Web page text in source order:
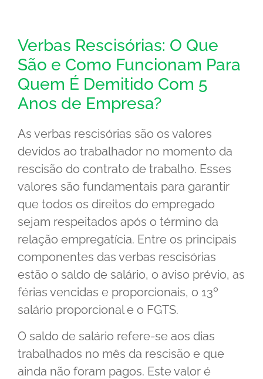
Verbas Rescisórias: O Que
São e Como Funcionam Para
Quem É Demitido Com 5
Anos de Empresa?
As verbas rescisórias são os valores
devidos ao trabalhador no momento da
rescisão do contrato de trabalho. Esses
valores são fundamentais para garantir
que todos os direitos do empregado
sejam respeitados após o término da
relação empregatícia. Entre os principais
componentes das verbas rescisórias
estão o saldo de salário, o aviso prévio, as
férias vencidas e proporcionais, o 13º
salário proporcional e o FGTS.
O saldo de salário refere-se aos dias
trabalhados no mês da rescisão e que
ainda não foram pagos. Este valor é